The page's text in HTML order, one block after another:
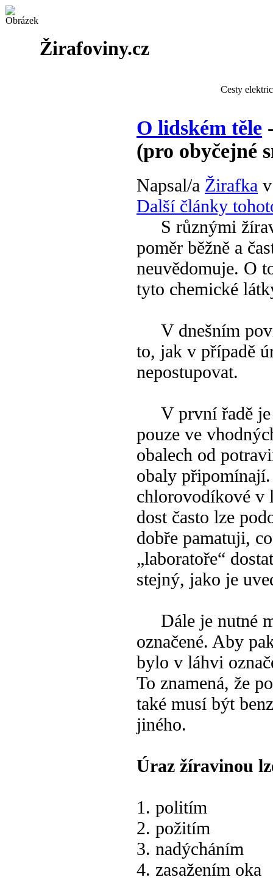
Žirafoviny.cz
Cesty
O lidském těle
(pro obyčejné
Napsal/a Žirafka
Další články
S různými
poměr běžně a
neuvědomuje. O
tyto chemické
V dnešním
to, jak v případě
nepostupovat.
V první řadě je
pouze ve
obalech od
obaly
chlorovodíkové v
dost často lze
dobře pamatuji,
„laboratoře“
stejný, jako je
Dále je nutné
označené. Aby
bylo v láhvi
To znamená, že
také musí být
jiného.
Úraz žíravinou
1. politím
2. požitím
3. nadýcháním
4. zasažením oka